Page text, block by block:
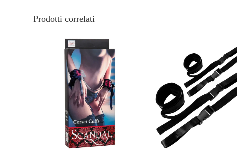
Prodotti correlati